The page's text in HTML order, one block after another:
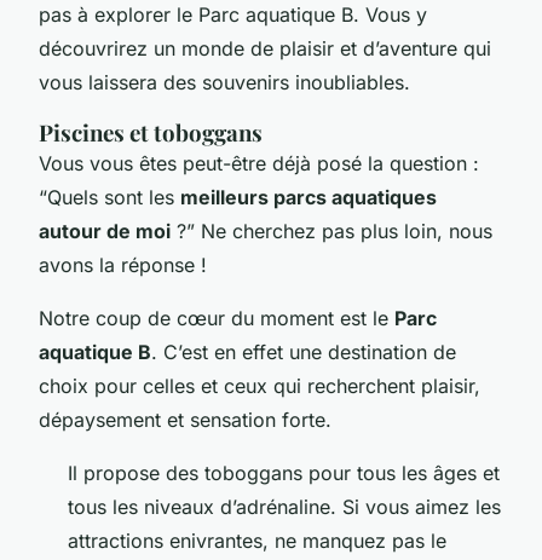
pas à explorer le Parc aquatique B. Vous y
découvrirez un monde de plaisir et d’aventure qui
vous laissera des souvenirs inoubliables.
Piscines et toboggans
Vous vous êtes peut-être déjà posé la question :
“Quels sont les meilleurs parcs aquatiques
autour de moi ?” Ne cherchez pas plus loin, nous
avons la réponse !
Notre coup de cœur du moment est le Parc
aquatique B. C’est en effet une destination de
choix pour celles et ceux qui recherchent plaisir,
dépaysement et sensation forte.
Il propose des toboggans pour tous les âges et
tous les niveaux d’adrénaline. Si vous aimez les
attractions enivrantes, ne manquez pas le